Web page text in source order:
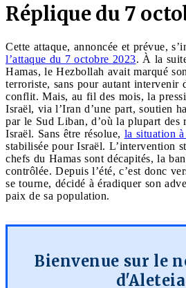
Réplique du 7
Cette attaque, annoncée et prévue,
l’attaque du 7 octobre 2023. À la
Hamas, le Hezbollah avait marqué
terroriste, sans pour autant intervenir
conflit. Mais, au fil des mois, la
Israël, via l’Iran d’une part, soutien
par le Sud Liban, d’où la plupart des
Israël. Sans être résolue, la situation à
stabilisée pour Israël. L’intervention
chefs du Hamas sont décapités, la
contrôlée. Depuis l’été, c’est donc
se tourne, décidé à éradiquer son
paix de sa population.
Bienvenue sur le